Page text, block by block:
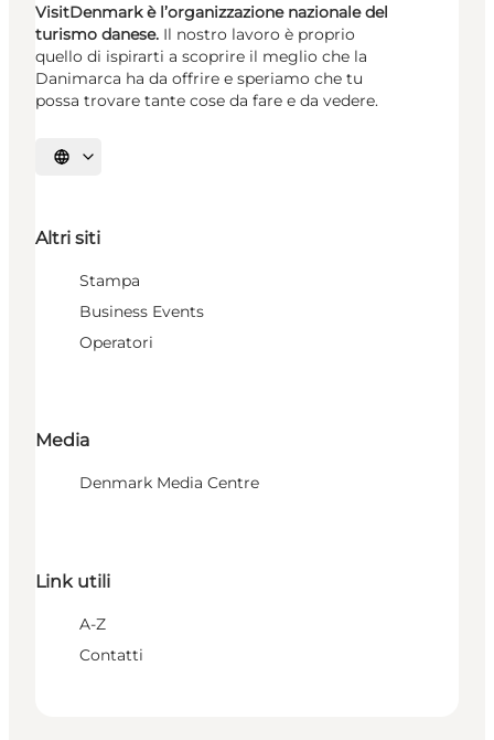
VisitDenmark è l’organizzazione nazionale del
turismo danese. Il nostro lavoro è proprio
quello di ispirarti a scoprire il meglio che la
Danimarca ha da offrire e speriamo che tu
possa trovare tante cose da fare e da vedere.
Seleziona la lingua
Altri siti
Stampa
Business Events
Operatori
Media
Denmark Media Centre
Link utili
A-Z
Contatti